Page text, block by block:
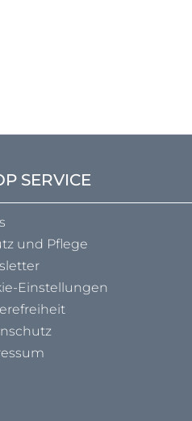
SERVICE
und Pflege
Einstellungen